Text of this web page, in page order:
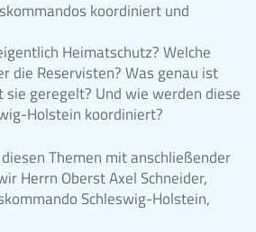
koordiniert und
Heimatschutz? Welche
die Reservisten? Was genau ist
geregelt? Und wie werden diese
Holstein koordiniert?
Themen mit anschließender
Herrn Oberst Axel Schneider,
Schleswig-Holstein,